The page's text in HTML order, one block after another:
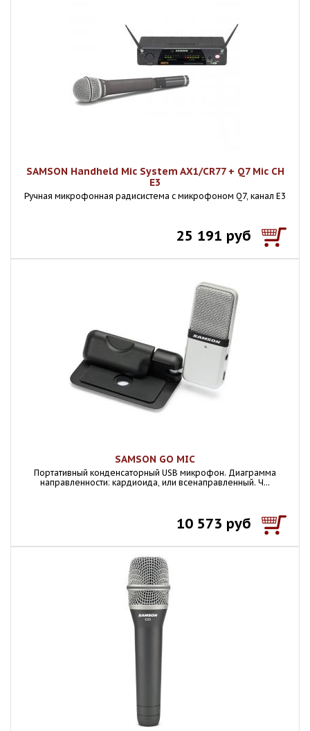
SAMSON Handheld Mic System AX1/CR77 + Q7 Mic CH
E3
Ручная микрофонная радисистема с микрофоном Q7, канал E3
25 191 руб
SAMSON GO MIC
Портативный конденсаторный USB микрофон. Диаграмма
направленности: кардиоида, или всенаправленный. Ч...
10 573 руб